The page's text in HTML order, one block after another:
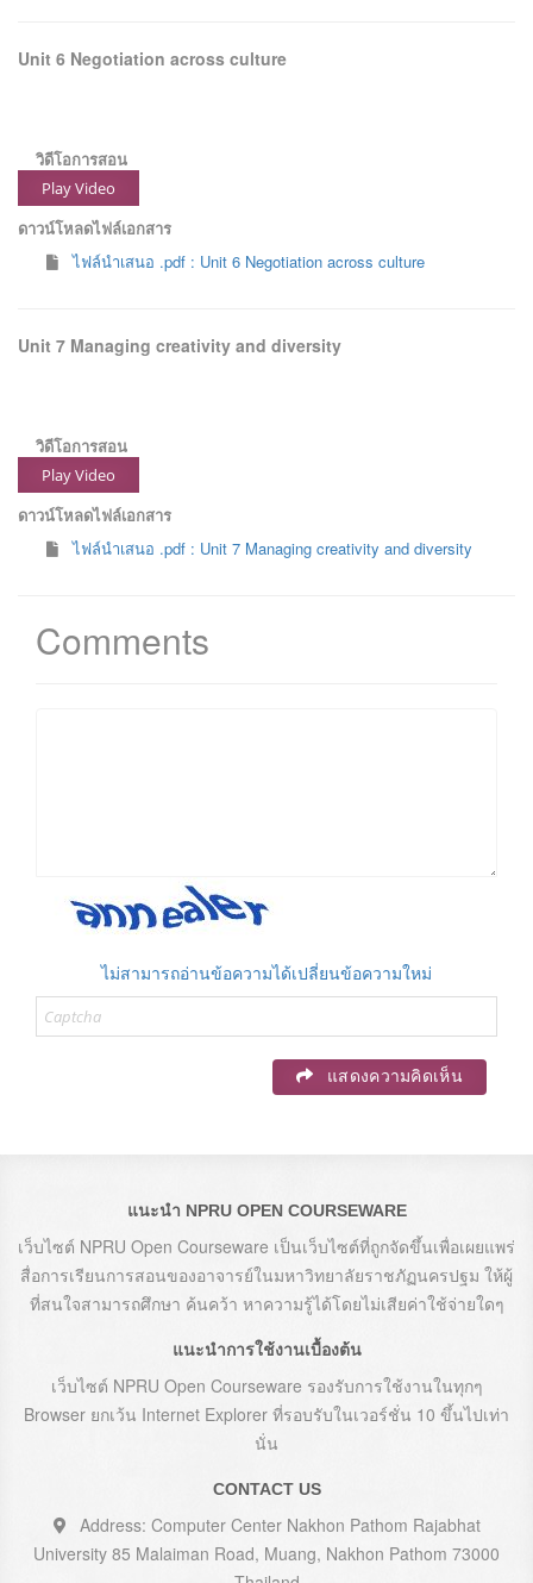
Unit 6 Negotiation across culture
วิดีโอการสอน
Play Video
ดาวน์โหลดไฟล์เอกสาร
ไฟล์นำเสนอ .pdf : Unit 6 Negotiation across culture
Unit 7 Managing creativity and diversity
วิดีโอการสอน
Play Video
ดาวน์โหลดไฟล์เอกสาร
ไฟล์นำเสนอ .pdf : Unit 7 Managing creativity and diversity
Comments
ไม่สามารถอ่านข้อความได้เปลี่ยนข้อความใหม่
แสดงความคิดเห็น
แนะนำ NPRU OPEN COURSEWARE
เว็บไซต์ NPRU Open Courseware เป็นเว็บไซต์ที่ถูกจัดขึ้นเพื่อเผยแพร่
สื่อการเรียนการสอนของอาจารย์ในมหาวิทยาลัยราชภัฏนครปฐม ให้ผู้
ที่สนใจสามารถศึกษา ค้นคว้า หาความรู้ได้โดยไม่เสียค่าใช้จ่ายใดๆ
แนะนำการใช้งานเบื้องต้น
เว็บไซต์ NPRU Open Courseware รองรับการใช้งานในทุกๆ
Browser ยกเว้น Internet Explorer ที่รอบรับในเวอร์ชั่น 10 ขึ้นไปเท่า
นั่น
CONTACT US
Address: Computer Center Nakhon Pathom Rajabhat
University 85 Malaiman Road, Muang, Nakhon Pathom 73000